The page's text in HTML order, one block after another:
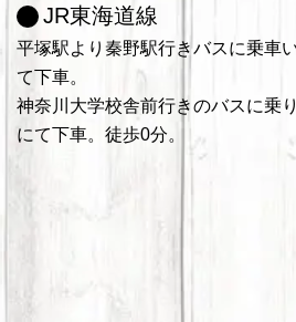
JR東海道線
平塚駅より秦野駅行きバスに乗車
て下車。
神奈川大学校舎前行きのバスに乗
にて下車。徒歩0分。